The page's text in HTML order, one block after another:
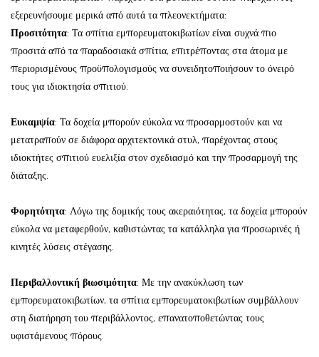
εξερευνήσουμε μερικά από αυτά τα πλεονεκτήματα:
Προσιτότητα: Τα σπίτια εμπορευματοκιβωτίων είναι συχνά πιο
προσιτά από τα παραδοσιακά σπίτια, επιτρέποντας στα άτομα με
περιορισμένους προϋπολογισμούς να συνειδητοποιήσουν το όνειρό
τους για ιδιοκτησία σπιτιού.
Ευκαμψία: Τα δοχεία μπορούν εύκολα να προσαρμοστούν και να
μετατραπούν σε διάφορα αρχιτεκτονικά στυλ, παρέχοντας στους
ιδιοκτήτες σπιτιού ευελιξία στον σχεδιασμό και την προσαρμογή της
διάταξης.
Φορητότητα: Λόγω της δομικής τους ακεραιότητας, τα δοχεία μπορούν
εύκολα να μεταφερθούν, καθιστώντας τα κατάλληλα για προσωρινές ή
κινητές λύσεις στέγασης.
Περιβαλλοντική βιωσιμότητα: Με την ανακύκλωση των
εμπορευματοκιβωτίων, τα σπίτια εμπορευματοκιβωτίων συμβάλλουν
στη διατήρηση του περιβάλλοντος, επανατοποθετώντας τους
υφιστάμενους πόρους.